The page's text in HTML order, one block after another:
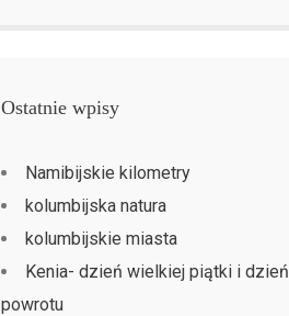
Ostatnie wpisy
Namibijskie kilometry
kolumbijska natura
kolumbijskie miasta
Kenia- dzień wielkiej piątki i dzień
powrotu